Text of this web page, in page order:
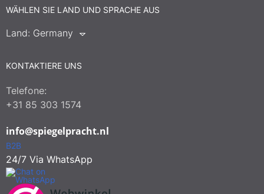
WÄHLEN SIE LAND UND SPRACHE AUS
Land: Germany
KONTAKTIERE UNS
Telefone:
+31 85 303 1574
info@spiegelpracht.nl
B2B
24/7 Via WhatsApp